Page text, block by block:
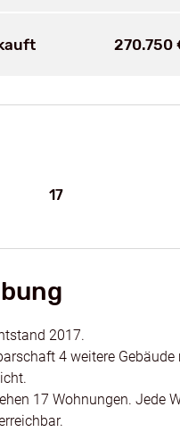
270.750
17
2017.
4 weitere
17 Wohnungen. Jede